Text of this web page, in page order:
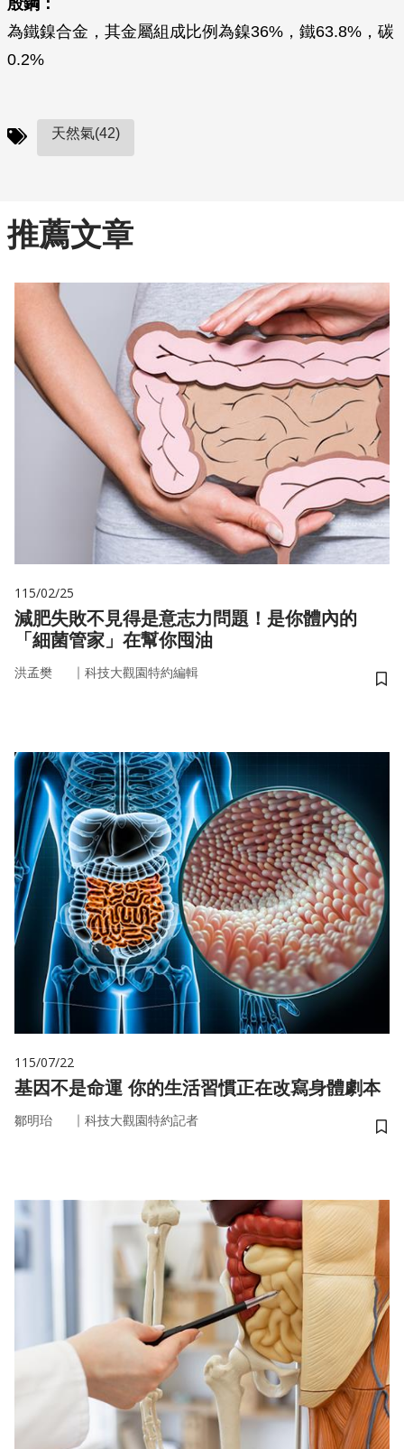
殷鋼：
為鐵鎳合金，其金屬組成比例為鎳36%，鐵63.8%，碳
0.2%
天然氣(42)
推薦文章
115/02/25
減肥失敗不見得是意志力問題！是你體內的
「細菌管家」在幫你囤油
洪孟樊 ｜ 科技大觀園特約編輯
儲
115/07/22
基因不是命運 你的生活習慣正在改寫身體劇本
鄒明珆 ｜ 科技大觀園特約記者
儲